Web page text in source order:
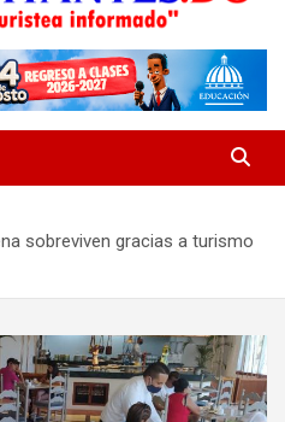
sobreviven gracias a turismo